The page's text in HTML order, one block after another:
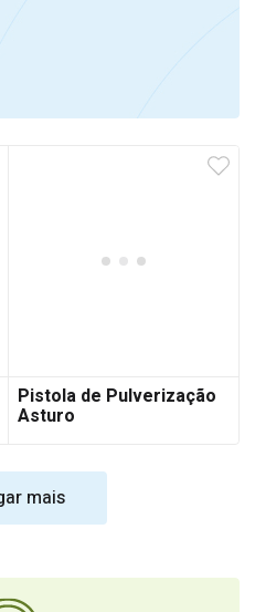
Pistola de Pulverização
Asturo
mais